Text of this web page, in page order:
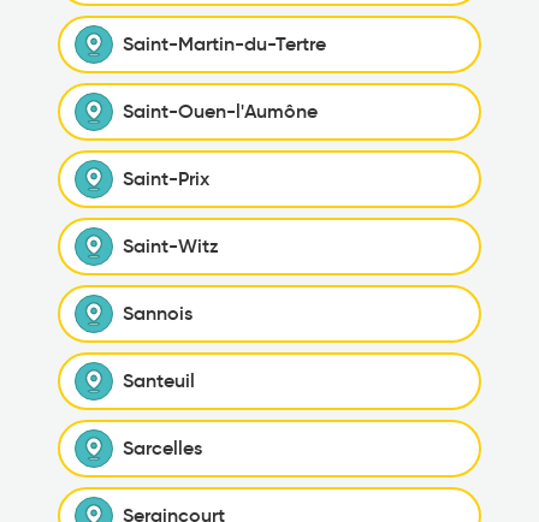
Saint-Martin-du-Tertre
Saint-Ouen-l'Aumône
Saint-Prix
Saint-Witz
Sannois
Santeuil
Sarcelles
Seraincourt